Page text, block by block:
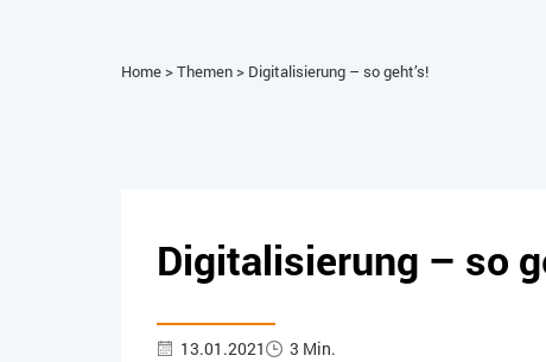
Home>Themen> Digitalisierung – so geht’s!
Digitalisierung – so
13.01.2021 3 Min.